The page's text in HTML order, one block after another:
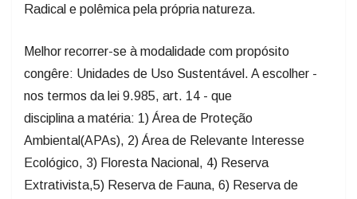
Radical e polêmica pela própria natureza.
Melhor recorrer-se à modalidade com propósito
congêre: Unidades de Uso Sustentável. A escolher -
nos termos da lei 9.985, art. 14 - que
disciplina a matéria: 1) Área de Proteção
Ambiental(APAs), 2) Área de Relevante Interesse
Ecológico, 3) Floresta Nacional, 4) Reserva
Extrativista,5) Reserva de Fauna, 6) Reserva de